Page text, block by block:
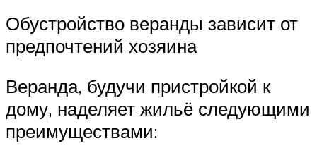
Обустройство веранды зависит от
предпочтений хозяина
Веранда, будучи пристройкой к
дому, наделяет жильё следующими
преимуществами: